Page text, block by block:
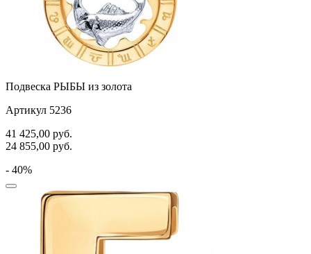
Подвеска РЫБЫ из золота
Артикул 5236
41 425,00 руб.
24 855,00 руб.
- 40%